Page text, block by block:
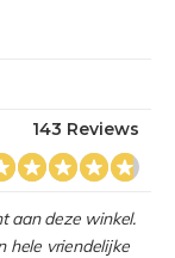
143 Reviews
aan deze winkel.
hele vriendelijke